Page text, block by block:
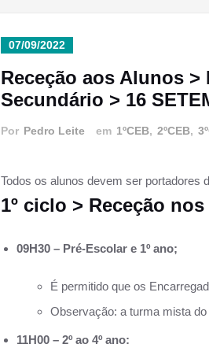
07/09/2022
Receção aos Alunos >
Secundário > 16
Por Pedro Leite em 1ºCEB, 2ºCEB,
Todos os alunos devem ser portadores
1º ciclo > Receção
09H30 – Pré-Escolar e 1º ano;
É permitido que os
Observação: a turma mista do
11H00 – 2º ao 4º ano;